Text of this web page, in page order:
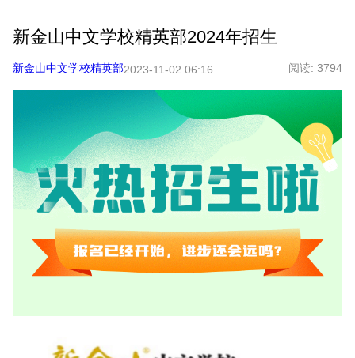
新金山中文学校精英部2024年招生
新金山中文学校精英部2023-11-02 06:16 阅读: 3794